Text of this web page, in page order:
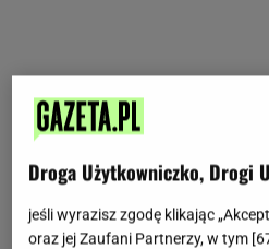
Droga Użytkowniczko, Drogi
jeśli wyrazisz zgodę klikając
oraz jej Zaufani Partnerzy, w tym [